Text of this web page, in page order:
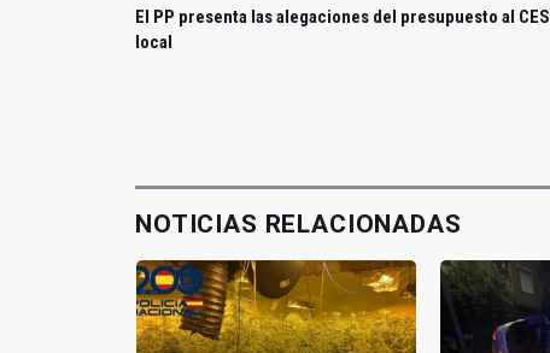
El PP presenta las alegaciones del presupuesto al CES
local
NOTICIAS RELACIONADAS